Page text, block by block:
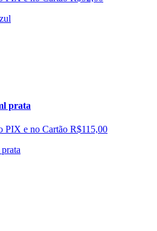
prata
PIX e no Cartão R$115,00